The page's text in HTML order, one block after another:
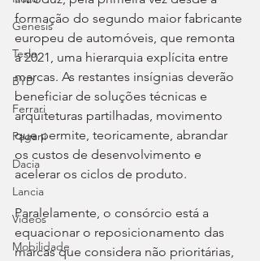
Genesis
Tesla
BYD
Ferrari
Pagani
Dacia
Lancia
Videos
Mobilidade
formação do segundo maior fabricante
europeu de automóveis, que remonta
a 2021, uma hierarquia explícita entre
marcas. As restantes insígnias deverão
beneficiar de soluções técnicas e
arquiteturas partilhadas, movimento
que permite, teoricamente, abrandar
os custos de desenvolvimento e
acelerar os ciclos de produto.
Paralelamente, o consórcio está a
equacionar o reposicionamento das
marcas que considera não prioritárias,